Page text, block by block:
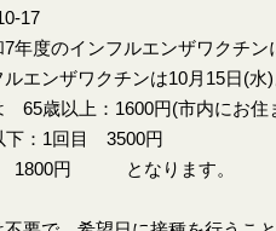
17
度のインフルエンザワクチン
エンザワクチンは10月15日(水
65歳以上：1600円(市内にお住
下：1回目 3500円
1800円 となります。